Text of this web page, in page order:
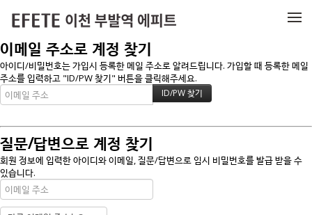
이메일 주소로 계정 찾기
아이디/비밀번호는 가입시 등록한 메일 주소로 알려드립니다. 가입할 때 등록한 메일
주소를 입력하고 "ID/PW 찾기" 버튼을 클릭해주세요.
질문/답변으로 계정 찾기
회원 정보에 입력한 아이디와 이메일, 질문/답변으로 임시 비밀번호를 발급 받을 수
있습니다.